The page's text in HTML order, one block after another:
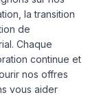
la transition
de
Chaque
continue et
nos offres
vous aider